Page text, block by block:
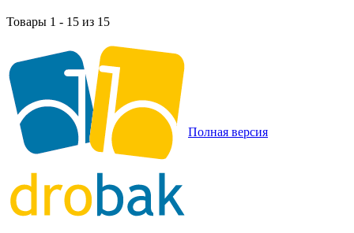
Товары 1 - 15 из 15
Полная версия